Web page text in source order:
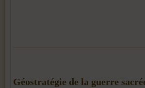
Géostratégie de la guerre